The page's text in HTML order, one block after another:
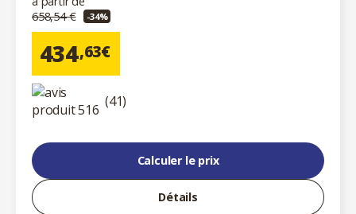
658,54 €
-34%
434,63€
(41)
Calculer le prix
Détails